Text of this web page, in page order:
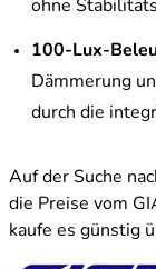
ohne
100-Lux-
Dämmerung
durch die
Auf der Suche
die Preise vom
kaufe es günstig